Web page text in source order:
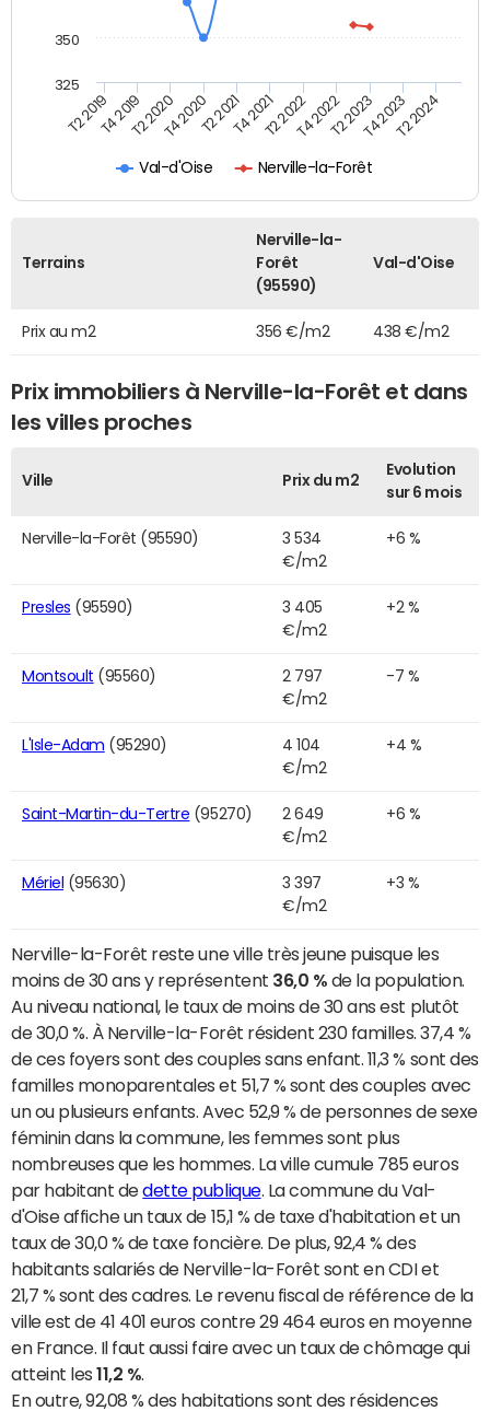
Val-d'Oise Nerville-la-Forêt
T2 2019T4 2019T2 2020T4 2020T2 2021T4 2021T2 2022T4 2022T2 2023T4 2023T2 2024
325
350
Terrains
Nerville-la-
Forêt
(95590)
Val-d'Oise
Prix au m2 356 €/m2 438 €/m2
Prix immobiliers à Nerville-la-Forêt et dans
les villes proches
Ville Prix du m2
Evolution
sur 6 mois
Nerville-la-Forêt (95590)
3 534
€/m2
+6 %
Presles (95590)
3 405
€/m2
+2 %
Montsoult (95560)
2 797
€/m2
-7 %
L'Isle-Adam (95290)
4 104
€/m2
+4 %
Saint-Martin-du-Tertre (95270)
2 649
€/m2
+6 %
Mériel (95630)
3 397
€/m2
+3 %
Nerville-la-Forêt reste une ville très jeune puisque les
moins de 30 ans y représentent 36,0 % de la population.
Au niveau national, le taux de moins de 30 ans est plutôt
de 30,0 %. À Nerville-la-Forêt résident 230 familles. 37,4 %
de ces foyers sont des couples sans enfant. 11,3 % sont des
familles monoparentales et 51,7 % sont des couples avec
un ou plusieurs enfants. Avec 52,9 % de personnes de sexe
féminin dans la commune, les femmes sont plus
nombreuses que les hommes. La ville cumule 785 euros
par habitant dedette publique. La commune du Val-
d'Oise affiche un taux de 15,1 % de taxe d'habitation et un
taux de 30,0 % de taxe foncière. De plus, 92,4 % des
habitants salariés de Nerville-la-Forêt sont en CDI et
21,7 % sont des cadres. Le revenu fiscal de référence de la
ville est de 41 401 euros contre 29 464 euros en moyenne
en France. Il faut aussi faire avec un taux de chômage qui
atteint les11,2 %.
En outre, 92,08 % des habitations sont des résidences